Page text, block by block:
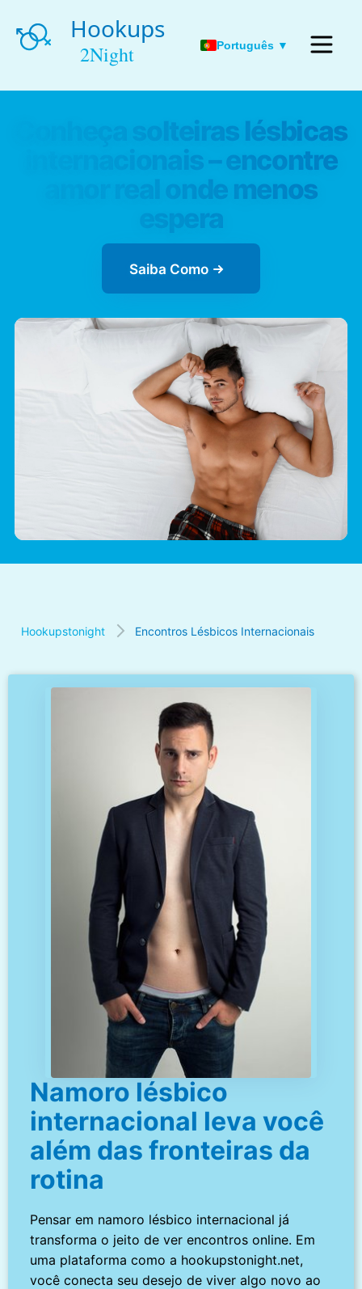
Português ▼
Conheça solteiras lésbicas
internacionais – encontre
amor real onde menos
espera
Saiba Como
Hookupstonight Encontros Lésbicos Internacionais
Namoro lésbico
internacional leva você
além das fronteiras da
rotina
Pensar em namoro lésbico internacional já
transforma o jeito de ver encontros online. Em
uma plataforma como a hookupstonight.net,
você conecta seu desejo de viver algo novo ao